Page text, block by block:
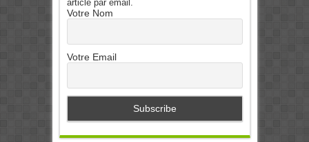
article par email.
Votre Nom
Votre Email